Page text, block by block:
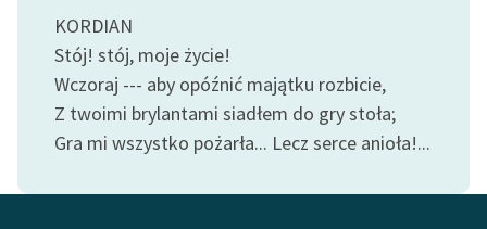
Kontakt
O projekcie
Zespół
KORDIAN
Stój! stój, moje życie!
Wczoraj --- aby opóźnić majątku rozbicie,
Z twoimi brylantami siadłem do gry stoła;
Gra mi wszystko pożarła... Lecz serce anioła!...